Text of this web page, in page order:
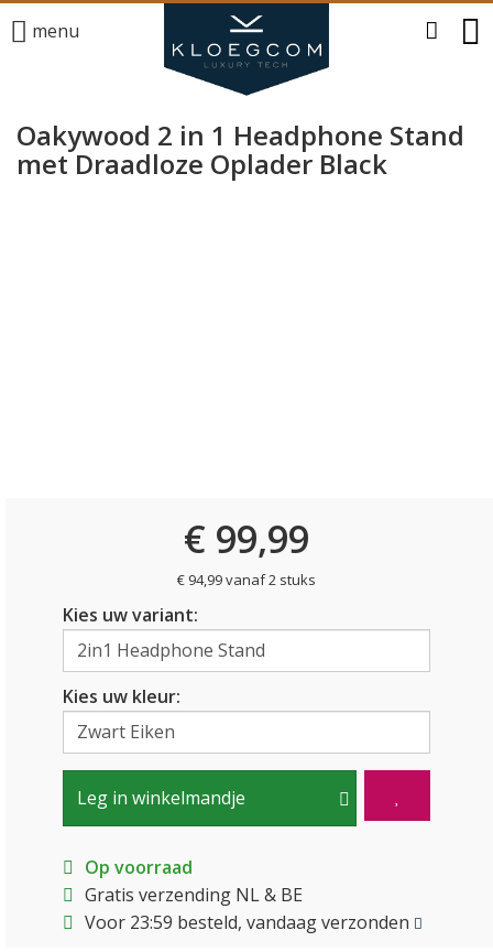
menu
Oakywood 2 in 1 Headphone Stand
met Draadloze Oplader Black
€ 99,99
€ 94,99 vanaf 2 stuks
Kies uw variant:
Kies uw kleur:
Leg in winkelmandje
Op voorraad
Gratis verzending NL & BE
Voor 23:59 besteld, vandaag verzonden